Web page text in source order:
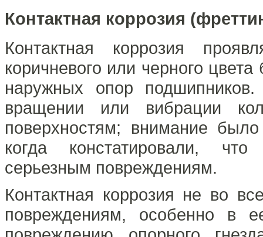
Контактная коррозия
Контактная коррозия
коричневого или черного
наружных опор
вращении или вибрации
поверхностям; внимание
когда констатировали,
серьезным повреждениям.
Контактная коррозия не во
повреждениям, особенно в